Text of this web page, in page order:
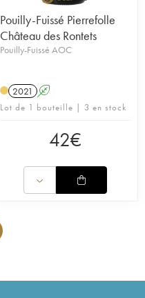
Pouilly-Fuissé Pierrefolle
Château des Rontets
Pouilly-Fuissé AOC
2021 A
Lot de 1 bouteille | 3 en stock
42€